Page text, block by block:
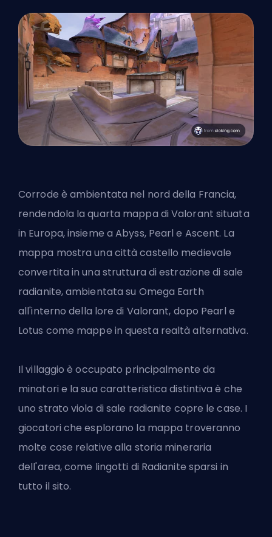
Corrode è ambientata nel nord della Francia,
rendendola la quarta mappa di Valorant situata
in Europa, insieme a Abyss, Pearl e Ascent. La
mappa mostra una città castello medievale
convertita in una struttura di estrazione di sale
radianite, ambientata su Omega Earth
all'interno della lore di Valorant, dopo Pearl e
Lotus come mappe in questa realtà alternativa.
Il villaggio è occupato principalmente da
minatori e la sua caratteristica distintiva è che
uno strato viola di sale radianite copre le case. I
giocatori che esplorano la mappa troveranno
molte cose relative alla storia mineraria
dell'area, come lingotti di Radianite sparsi in
tutto il sito.